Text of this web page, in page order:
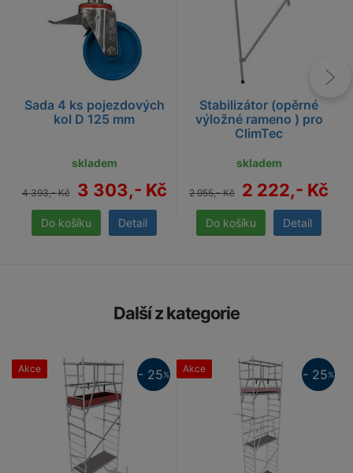
Sada 4 ks pojezdových
kol D 125 mm
skladem
4 393,- Kč 3 303,- Kč
Detail
Stabilizátor (opěrné
výložné rameno ) pro
ClimTec
skladem
2 955,- Kč 2 222,- Kč
Detail
Další z kategorie
Akce
- 25%
Akce
- 25%